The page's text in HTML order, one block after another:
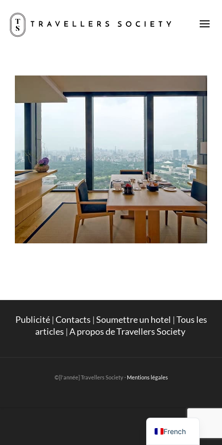
Publicité|Contacts |Soumettre un hotel |Tous les
articles |A propos de Travellers Society
©[l'année] Travellers Society · Mentions légales
French